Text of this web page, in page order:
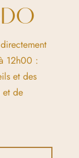
12h00 :
et des
et de